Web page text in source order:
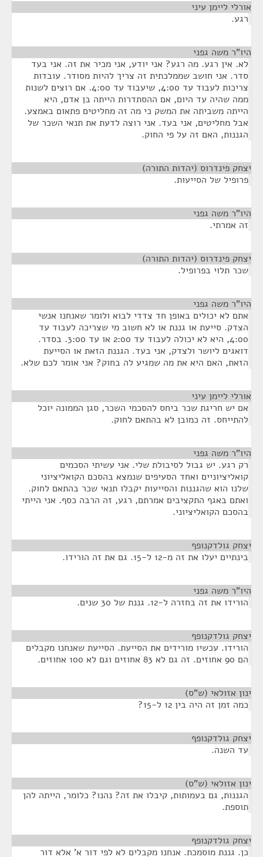
אורלי ליימן עיני
רגע.
היו"ר משה גפני
לא. אין רגע. מה רגע? אני יודע, אני מכיר את זה. אני בעד
סדר. אני חושב שממלכתית זה צריך להיות מסודר. עובדות
צריכות לעבוד עד 4:00, שיעבוד עד 4:00. אם רוצים לשנות
ממה שהיה עד היום, אם ההסתדרות הייתה בן אדם, היא
הייתה משביתה את המשק כי מה זה מחליטים פתאום באמצע.
אבל מחליטים, אני בעד. אני רוצה לדעת את תנאי השכר של
הגננות, האם זה על פי החוק.
יצחק פינדרוס (יהדות התורה)
פרופיל של הסייעות.
היו"ר משה גפני
זה אמרתי.
יצחק פינדרוס (יהדות התורה)
שכר תלוי בפרופיל.
היו"ר משה גפני
אתם לא יכולים באופן חד צדדי לבוא ולומר שאנחנו אנשי
הצדק. סייעת או גננת או לא חשוב מי שצריכה לעבוד עד
4:00, היא לא יכולה לעבוד עד 2:00 או עד 3:00. בסדר.
דואגים ליושר ולצדק, אני בעד. הגננת הזאת או הסייעת
הזאת, האם היא את מה שמגיע לה בחוק? אני אומר לכם שלא.
אורלי ליימן עיני
אם יש חריגת שכר ביחס להסכמי השכר, סגן הממונה יוכל
להתייחס. זה כמובן לא בהתאם לחוק.
היו"ר משה גפני
רק רגע. יש גבול לסיבולת שלי. אני עשיתי הסכמים
קואליציוניים ואחד הסעיפים שנמצא בהסכם הקואליציוני
שלנו הוא שהגננות והסייעות יקבלו תנאי שכר בהתאם לחוק.
ואתם באגף התקציבים אמרתם, רגע, זה הרבה כסף. אני הייתי
בהסכם הקואליציוני.
יצחק גולדקנופף
בינתיים יעלו את זה מ-12 ל-15. גם את זה הורידו.
היו"ר משה גפני
הורידו את זה בחזרה ל-12. גננת של 30 שנים.
יצחק גולדקנופף
הורידו. עכשיו מורידים את הסייעת. הסייעת שאנחנו מקבלים
הם 90 אחוזים. זה גם לא 83 אחוזים וגם לא 100 אחוזים.
ינון אזולאי (ש"ס)
כמה זמן זה היה בין 12 ל-15?
יצחק גולדקנופף
עד השנה.
ינון אזולאי (ש"ס)
הגננות, גם בעמותות, קיבלו את זה? נהנו? כלומר, הייתה להן
תוספת.
יצחק גולדקנופף
כן. גננת מוסמכת. אנחנו מקבלים לא לפי דור א' אלא דור